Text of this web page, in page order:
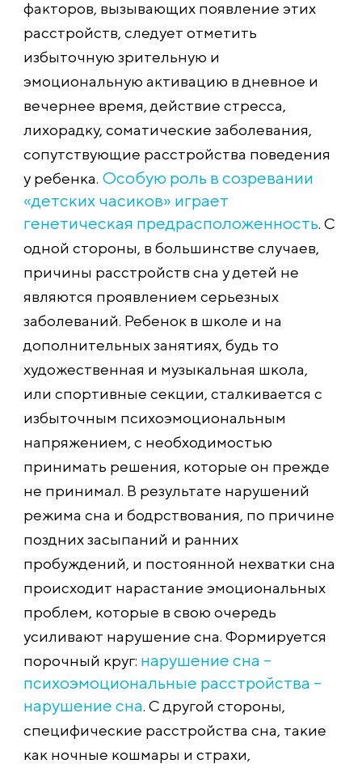
факторов, вызывающих появление этих
расстройств, следует отметить
избыточную зрительную и
эмоциональную активацию в дневное и
вечернее время, действие стресса,
лихорадку, соматические заболевания,
сопутствующие расстройства поведения
у ребенка. Особую роль в созревании
«детских часиков» играет
генетическая предрасположенность. С
одной стороны, в большинстве случаев,
причины расстройств сна у детей не
являются проявлением серьезных
заболеваний. Ребенок в школе и на
дополнительных занятиях, будь то
художественная и музыкальная школа,
или спортивные секции, сталкивается с
избыточным психоэмоциональным
напряжением, с необходимостью
принимать решения, которые он прежде
не принимал. В результате нарушений
режима сна и бодрствования, по причине
поздних засыпаний и ранних
пробуждений, и постоянной нехватки сна
происходит нарастание эмоциональных
проблем, которые в свою очередь
усиливают нарушение сна. Формируется
порочный круг: нарушение сна –
психоэмоциональные расстройства –
нарушение сна. С другой стороны,
специфические расстройства сна, такие
как ночные кошмары и страхи,